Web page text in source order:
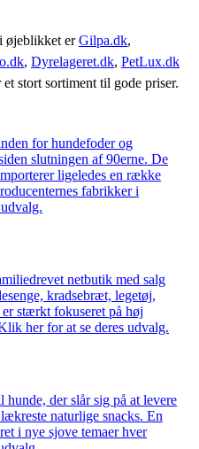
øjeblikket erGilpa.dk,
, Dyrelageret.dk, PetLux.dk
et stort sortiment til gode priser.
for hundefoder og
slutningen af 90erne. De
ligeledes en række
fabrikker i
netbutik med salg
kradsebræt, legetøj,
stærkt fokuseret på høj
her for at se deres udvalg.
der slår sig på at levere
naturlige snacks. En
i nye sjove temaer hver